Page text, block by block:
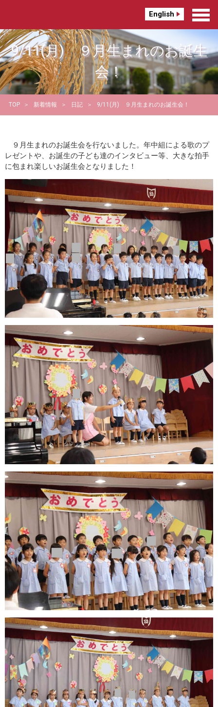
English
9/11(月) ９月生まれのお誕生
会！
TOP 新着情報 日記 9/11(月) ９月生まれのお誕生会！
９月生まれのお誕生会を行ないました。年中組による歌のプ
レゼントや、お誕生の子ども達のインタビュー等、大きな拍手
に包まれ楽しいお誕生会となりました！